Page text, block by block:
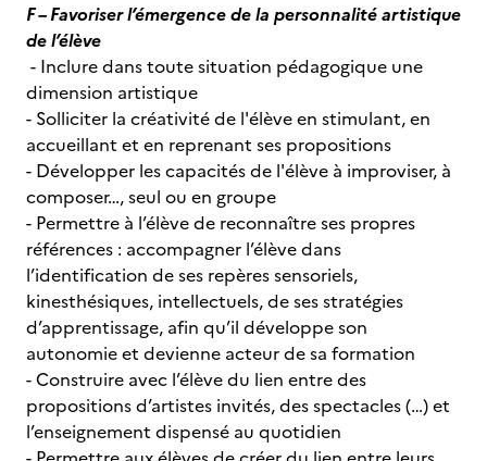
F – Favoriser l’émergence de la personnalité artistique
de l’élève
- Inclure dans toute situation pédagogique une
dimension artistique
- Solliciter la créativité de l'élève en stimulant, en
accueillant et en reprenant ses propositions
- Développer les capacités de l'élève à improviser, à
composer…, seul ou en groupe
- Permettre à l’élève de reconnaître ses propres
références : accompagner l’élève dans
l’identification de ses repères sensoriels,
kinesthésiques, intellectuels, de ses stratégies
d’apprentissage, afin qu’il développe son
autonomie et devienne acteur de sa formation
- Construire avec l’élève du lien entre des
propositions d’artistes invités, des spectacles (…) et
l’enseignement dispensé au quotidien